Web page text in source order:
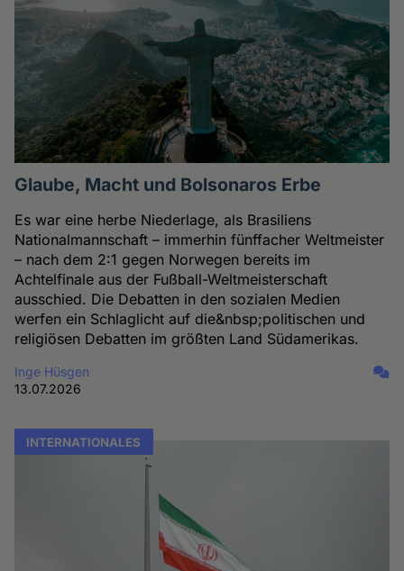
Glaube, Macht und Bolsonaros Erbe
Es war eine herbe Niederlage, als Brasiliens
Nationalmannschaft – immerhin fünffacher Weltmeister
– nach dem 2:1 gegen Norwegen bereits im
Achtelfinale aus der Fußball-Weltmeisterschaft
ausschied. Die Debatten in den sozialen Medien
werfen ein Schlaglicht auf die&nbsp;politischen und
religiösen Debatten im größten Land Südamerikas.
Inge Hüsgen
13.07.2026
INTERNATIONALES